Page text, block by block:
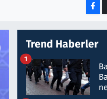
Trend Haberler
1